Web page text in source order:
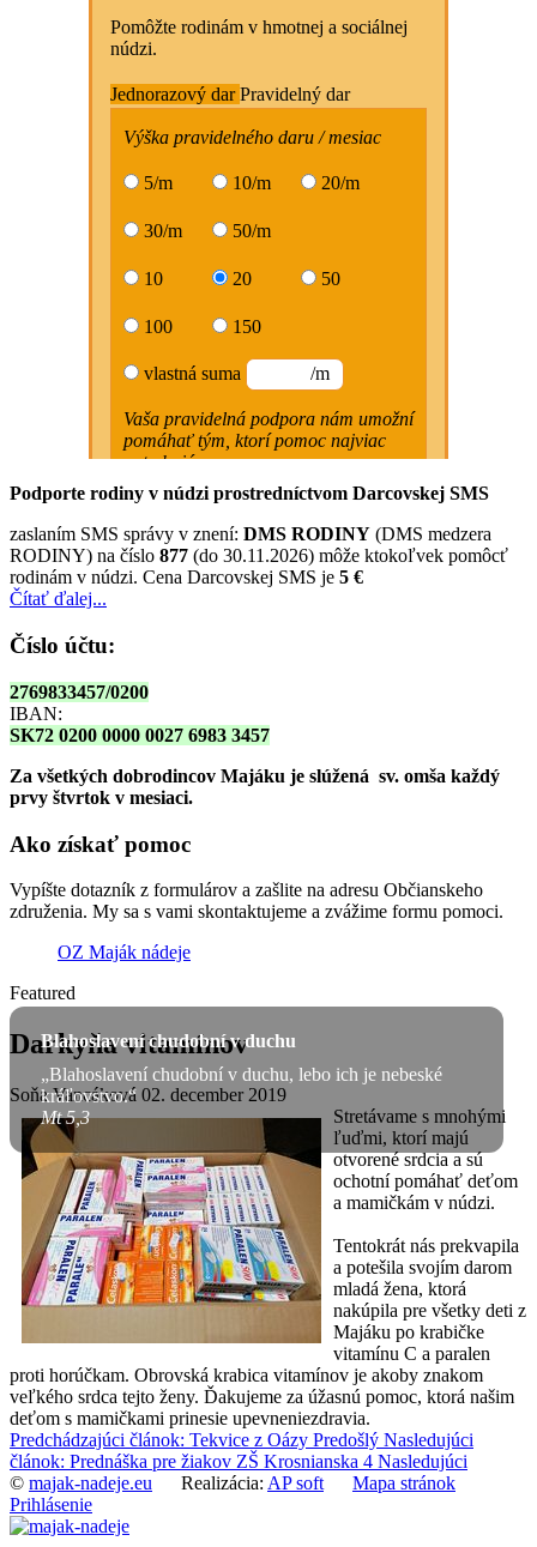
Podporte rodiny v núdzi prostredníctvom Darcovskej SMS
zaslaním SMS správy v znení: DMS RODINY (DMS medzera
RODINY) na číslo 877 (do 30.11.2026) môže ktokoľvek pomôcť
rodinám v núdzi. Cena Darcovskej SMS je 5 €
Čítať ďalej...
Číslo účtu:
2769833457/0200
IBAN:
SK72 0200 0000 0027 6983 3457
Za všetkých dobrodincov Majáku je slúžená sv. omša každý
prvy štvrtok v mesiaci.
Ako získať pomoc
Vypíšte dotazník z formulárov a zašlite na adresu Občianskeho
združenia. My sa s vami skontaktujeme a zvážime formu pomoci.
OZ Maják nádeje
Blahoslavení chudobní v duchu
„Blahoslavení chudobní v duchu, lebo ich je nebeské
kráľovstvo.“
Mt 5,3
Featured
Darkyňa vitamínov
Soňa Vancáková 02. december 2019
Stretávame s mnohými
ľuďmi, ktorí majú
otvorené srdcia a sú
ochotní pomáhať deťom
a mamičkám v núdzi.
Tentokrát nás prekvapila
a potešila svojím darom
mladá žena, ktorá
nakúpila pre všetky deti z
Majáku po krabičke
vitamínu C a paralen
proti horúčkam. Obrovská krabica vitamínov je akoby znakom
veľkého srdca tejto ženy. Ďakujeme za úžasnú pomoc, ktorá našim
deťom s mamičkami prinesie upevneniezdravia.
Predchádzajúci článok: Tekvice z Oázy Predošlý Nasledujúci
článok: Prednáška pre žiakov ZŠ Krosnianska 4 Nasledujúci
© majak-nadeje.eu Realizácia: AP soft
Mapa stránok
Prihlásenie